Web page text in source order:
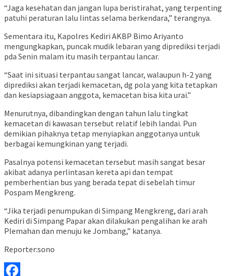
“Jaga kesehatan dan jangan lupa beristirahat, yang terpenting
patuhi peraturan lalu lintas selama berkendara,” terangnya.
Sementara itu, Kapolres Kediri AKBP Bimo Ariyanto
mengungkapkan, puncak mudik lebaran yang diprediksi terjadi
pda Senin malam itu masih terpantau lancar.
“Saat ini situasi terpantau sangat lancar, walaupun h-2 yang
diprediksi akan terjadi kemacetan, dg pola yang kita tetapkan
dan kesiapsiagaan anggota, kemacetan bisa kita urai.”
Menurutnya, dibandingkan dengan tahun lalu tingkat
kemacetan di kawasan tersebut relatif lebih landai. Pun
demikian pihaknya tetap menyiapkan anggotanya untuk
berbagai kemungkinan yang terjadi.
Pasalnya potensi kemacetan tersebut masih sangat besar
akibat adanya perlintasan kereta api dan tempat
pemberhentian bus yang berada tepat di sebelah timur
Pospam Mengkreng.
“Jika terjadi penumpukan di Simpang Mengkreng, dari arah
Kediri di Simpang Papar akan dilakukan pengalihan ke arah
Plemahan dan menuju ke Jombang,” katanya.
Reporter:sono